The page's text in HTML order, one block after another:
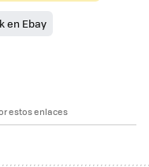
en Ebay
estos enlaces